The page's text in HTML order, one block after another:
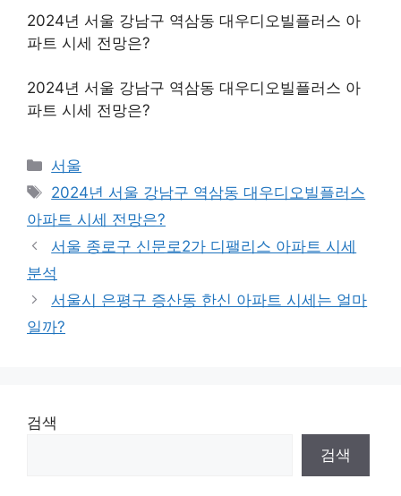
2024년 서울 강남구 역삼동 대우디오빌플러스 아
파트 시세 전망은?
2024년 서울 강남구 역삼동 대우디오빌플러스 아
파트 시세 전망은?
Categories
서울
Tags
2024년 서울 강남구 역삼동 대우디오빌플러스
아파트 시세 전망은?
서울 종로구 신문로2가 디팰리스 아파트 시세
분석
서울시 은평구 증산동 한신 아파트 시세는 얼마
일까?
검색
검색